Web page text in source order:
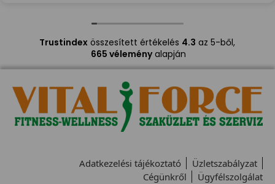
Trustindexösszesített értékelés 4.3 az 5-ből,
665 véleményalapján
Adatkezelési tájékoztató
Üzletszabályzat
Cégünkről
Ügyfélszolgálat